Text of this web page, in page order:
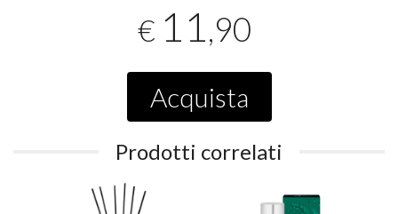
€ 11 ,90
Acquista
Prodotti correlati